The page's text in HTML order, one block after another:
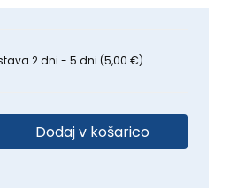
2 dni - 5 dni (5,00 €)
Dodaj v košarico